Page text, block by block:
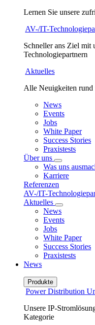
Lernen Sie unsere
AV-/IT-
Schneller ans Ziel mit
Technologiepartnern
Aktuelles
Alle Neuigkeiten
News
Events
Jobs
White Paper
Success Stories
Praxistests
Über uns
Was uns
Karriere
Referenzen
AV-/IT-
Aktuelles
News
Events
Jobs
White Paper
Success Stories
Praxistests
News
Produkte
Power Distribution
Unsere IP-
Kategorie